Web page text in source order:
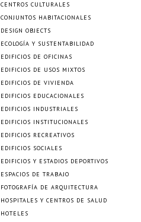
CENTROS CULTURALES
CONJUNTOS HABITACIONALES
DESIGN OBJECTS
ECOLOGÍA Y SUSTENTABILIDAD
EDIFICIOS DE OFICINAS
EDIFICIOS DE USOS MIXTOS
EDIFICIOS DE VIVIENDA
EDIFICIOS EDUCACIONALES
EDIFICIOS INDUSTRIALES
EDIFICIOS INSTITUCIONALES
EDIFICIOS RECREATIVOS
EDIFICIOS SOCIALES
EDIFICIOS Y ESTADIOS DEPORTIVOS
ESPACIOS DE TRABAJO
FOTOGRAFÍA DE ARQUITECTURA
HOSPITALES Y CENTROS DE SALUD
HOTELES